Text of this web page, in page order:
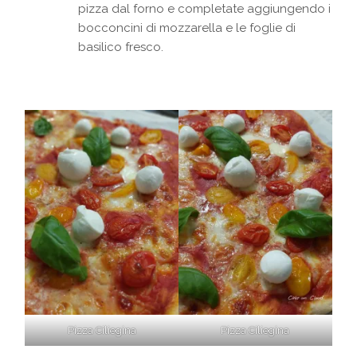
pizza dal forno e completate aggiungendo i
bocconcini di mozzarella e le foglie di
basilico fresco.
Pizza Ciliegina Pizza Ciliegina